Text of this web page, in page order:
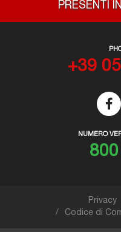
PRESENTI
+39
NUMERO
Privacy
Codice di